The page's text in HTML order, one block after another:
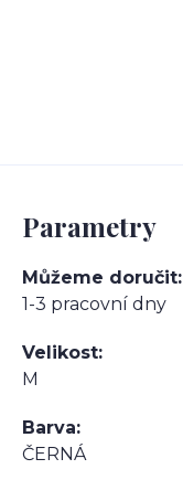
Parametry
Můžeme doručit
1-3 pracovní dny
Velikost
M
Barva
ČERNÁ